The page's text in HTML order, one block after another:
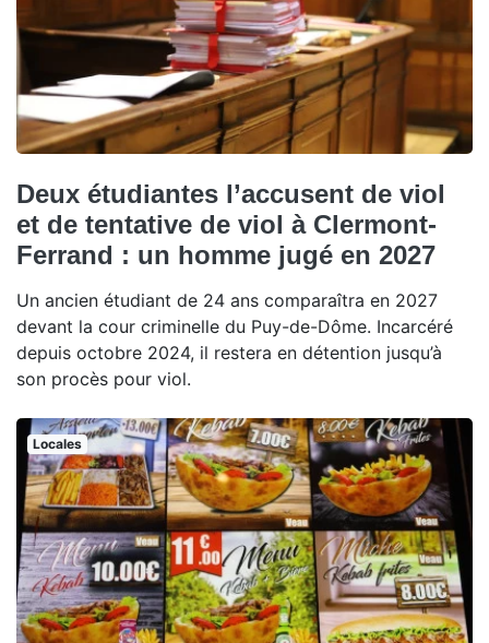
Deux étudiantes l’accusent de viol
et de tentative de viol à Clermont-
Ferrand : un homme jugé en 2027
Un ancien étudiant de 24 ans comparaîtra en 2027
devant la cour criminelle du Puy-de-Dôme. Incarcéré
depuis octobre 2024, il restera en détention jusqu’à
son procès pour viol.
Locales